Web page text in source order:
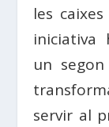
les
iniciativa
un
servir al